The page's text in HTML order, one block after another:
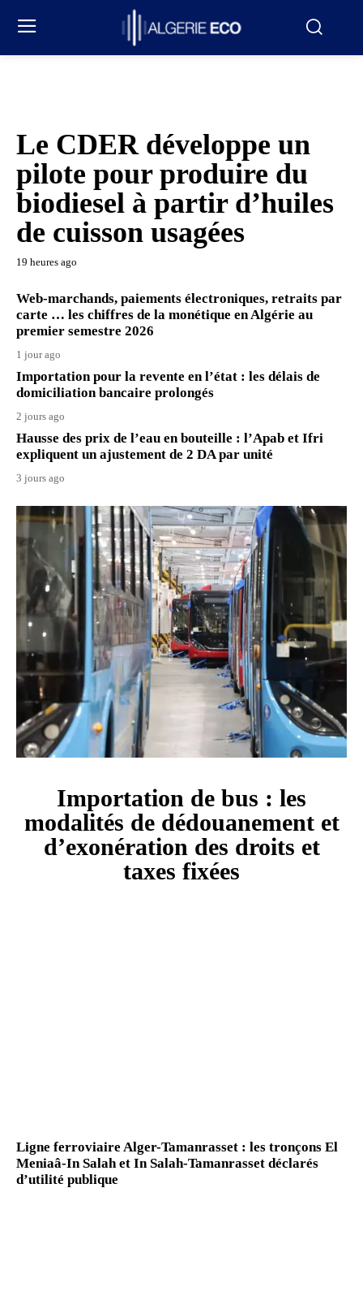
Le CDER développe un
pilote pour produire du
biodiesel à partir d’huiles
de cuisson usagées
19 heures ago
Web-marchands, paiements électroniques, retraits par
carte … les chiffres de la monétique en Algérie au
premier semestre 2026
1 jour ago
Importation pour la revente en l’état : les délais de
domiciliation bancaire prolongés
2 jours ago
Hausse des prix de l’eau en bouteille : l’Apab et Ifri
expliquent un ajustement de 2 DA par unité
3 jours ago
Importation de bus : les
modalités de dédouanement et
d’exonération des droits et
taxes fixées
Ligne ferroviaire Alger-Tamanrasset : les tronçons El
Meniaâ-In Salah et In Salah-Tamanrasset déclarés
d’utilité publique